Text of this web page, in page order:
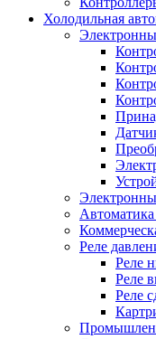
Холодильная
Реле
Реле
Реле
Реле